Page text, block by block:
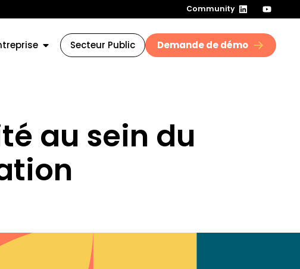
Community
Secteur Public Demande de démo
au sein du